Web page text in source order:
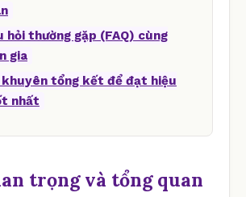
hỏi thường gặp (FAQ) cùng
gia
khuyên tổng kết để đạt hiệu
nhất
trọng và tổng quan